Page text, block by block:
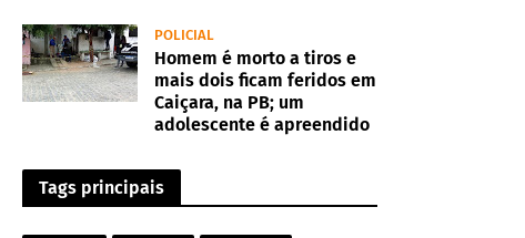
POLICIAL
Homem é morto a tiros e
mais dois ficam feridos em
Caiçara, na PB; um
adolescente é apreendido
Tags principais